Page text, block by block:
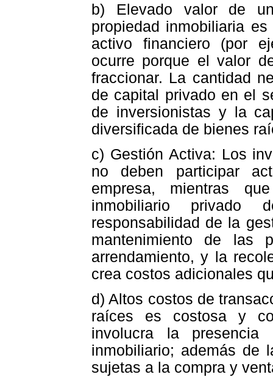
b) Elevado valor de
propiedad inmobiliaria
activo financiero (por
ocurre porque el valor
fraccionar. La cantidad
de capital privado en el
de inversionistas y la
diversificada de bienes
c) Gestión Activa: Los
no deben participar
empresa, mientras
inmobiliario
responsabilidad de la
mantenimiento de las
arrendamiento, y la
crea costos adicionales
d) Altos costos de
raíces es costosa y
involucra la
inmobiliario; además de
sujetas a la compra y